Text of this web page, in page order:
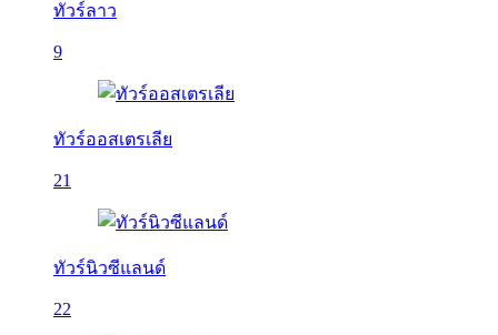
ทัวร์ลาว
9
ทัวร์ออสเตรเลีย
21
ทัวร์นิวซีแลนด์
22